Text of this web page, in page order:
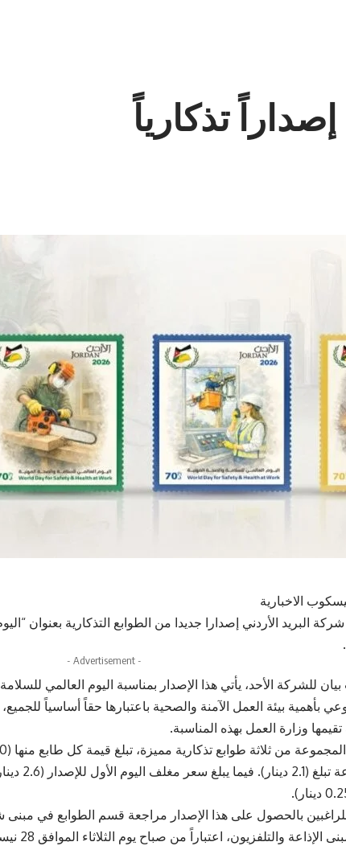
تذكارياً
الاخبارية
البريد الأردني إصدارا جديدا من الطوابع التذكارية بعنوان
- Advertisement -
للشركة الأحد، يأتي هذا الإصدار بمناسبة اليوم العالمي
بأهمية بيئة العمل الآمنة والصحية باعتبارها حقاً أساسياً
تقيمها وزارة العمل بهذه المناسبة.
للمجموعة
بالحصول على هذا الإصدار مراجعة قسم الطوابع في مبنى
الإذاعة والتلفزيون، اعتباراً من صباح يوم الثلاثاء الموافق 28 نيسان الحالي.